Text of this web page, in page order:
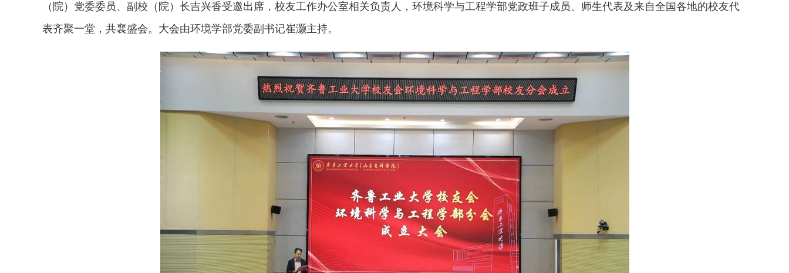
（院）党委委员、副校（院）长吉兴香受邀出席，校友工作办公室相关负责人，环境科学与工程学部党政班子成员、师生代表及来自全国各地的校友代
表齐聚一堂，共襄盛会。大会由环境学部党委副书记崔灏主持。